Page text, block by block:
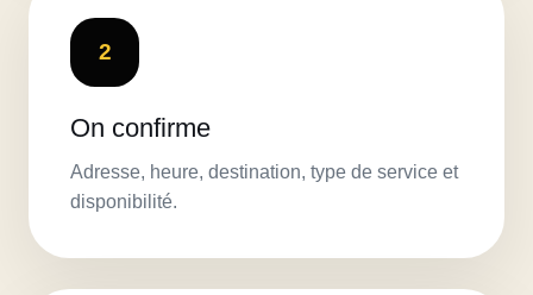
2
On confirme
Adresse, heure, destination, type de service et
disponibilité.